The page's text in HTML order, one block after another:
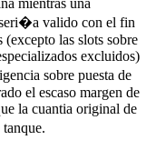
valido con el fin
las slots sobre
excluidos)
sobre puesta de
el escaso margen de
la cuantia original de